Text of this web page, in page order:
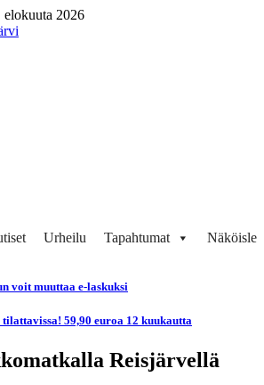
elokuuta 2026
Urheilu Tapahtumat
voit muuttaa e-laskuksi
59,90 euroa 12 kuukautta
Reisjärvellä